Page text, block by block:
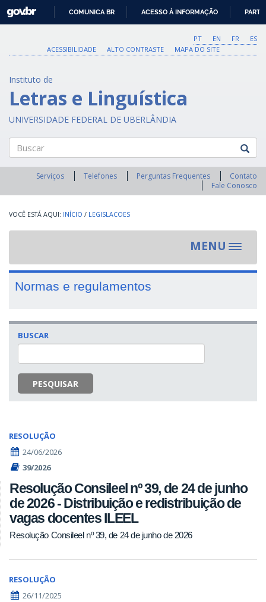
O
CONTEÚDO
GOVBR
COMUNICA BR ACESSO À INFORMAÇÃO
PT EN FR
ES
ACESSIBILIDADE
ALTO CONTRASTE MAPA DO SITE
Instituto de
Letras e Linguística
UNIVERSIDADE FEDERAL DE UBERLÂNDIA
Buscar
Serviços Telefones Perguntas Frequentes
Contato
Fale Conosco
INÍCIO / LEGISLACOES
MENU
Toggle
Normas e regulamentos
BUSCAR
PESQUISAR
RESOLUÇÃO
24/06/2026
39/2026
Resolução Consileel nº 39, de 24 de junho
de 2026 - Distribuição e redistribuição de
vagas docentes ILEEL
Resolução Consileel nº 39, de 24 de junho de 2026
RESOLUÇÃO
26/11/2025